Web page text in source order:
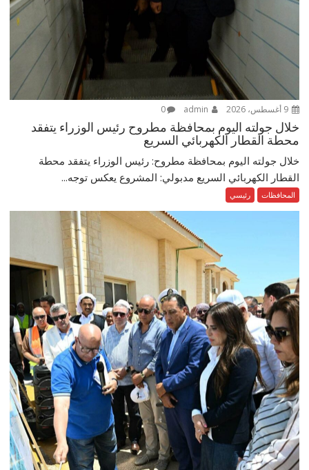
9 أغسطس، 2026 0
خلال جولته اليوم بمحافظة مطروح رئيس الوزراء يتفقد
محطة القطار الكهربائي السريع
خلال جولته اليوم بمحافظة مطروح: رئيس الوزراء يتفقد محطة
القطار الكهربائي السريع مدبولي: المشروع يعكس توجه...
المحافظات رئيسي